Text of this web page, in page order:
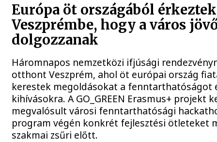
Európa öt országából
Veszprémbe, hogy a város
dolgozzanak
Háromnapos nemzetközi ifjúsági
otthont Veszprém, ahol öt európai ország
kerestek megoldásokat a fenntarthatóságot
kihívásokra. A GO_GREEN Erasmus+ projekt
megvalósult városi fenntarthatósági
program végén konkrét fejlesztési ötleteket
szakmai zsűri előtt.